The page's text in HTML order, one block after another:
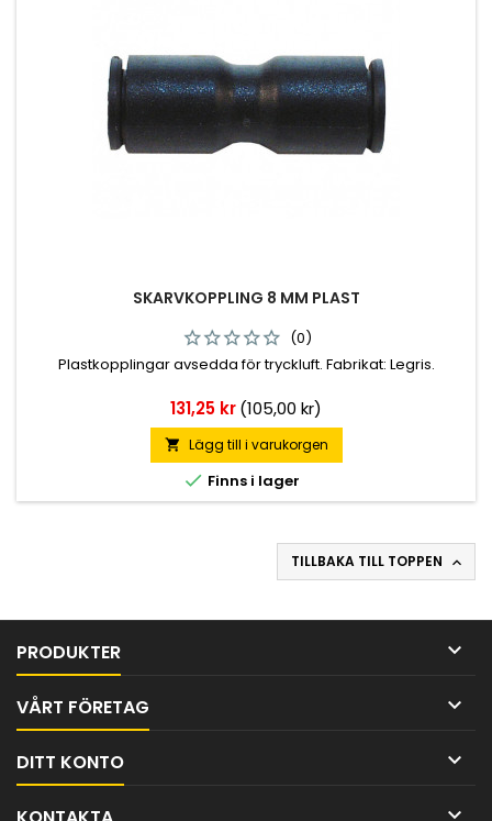
SKARVKOPPLING 8 MM PLAST
(0)
Plastkopplingar avsedda för tryckluft. Fabrikat: Legris.
Pris
131,25 kr(105,00 kr)
 Lägg till i varukorgen
 Finns i lager
TILLBAKA TILL TOPPEN 
PRODUKTER 
VÅRT FÖRETAG 
DITT KONTO 
